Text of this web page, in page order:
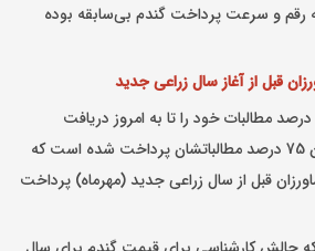
رقم و سرعت پرداخت گندم بی‌سابقه بوده
قبل از آغاز سال زراعی جدید
گفت: کلزاکاران نیز 95 درصد مطالبات خود را تا به امروز دریافت
کرده‌اند؛ همچنین چای‌کاران 75 درصد مطالباتشان پرداخت شده است که
قبل از سال زراعی جدید (مهرماه) پرداخت